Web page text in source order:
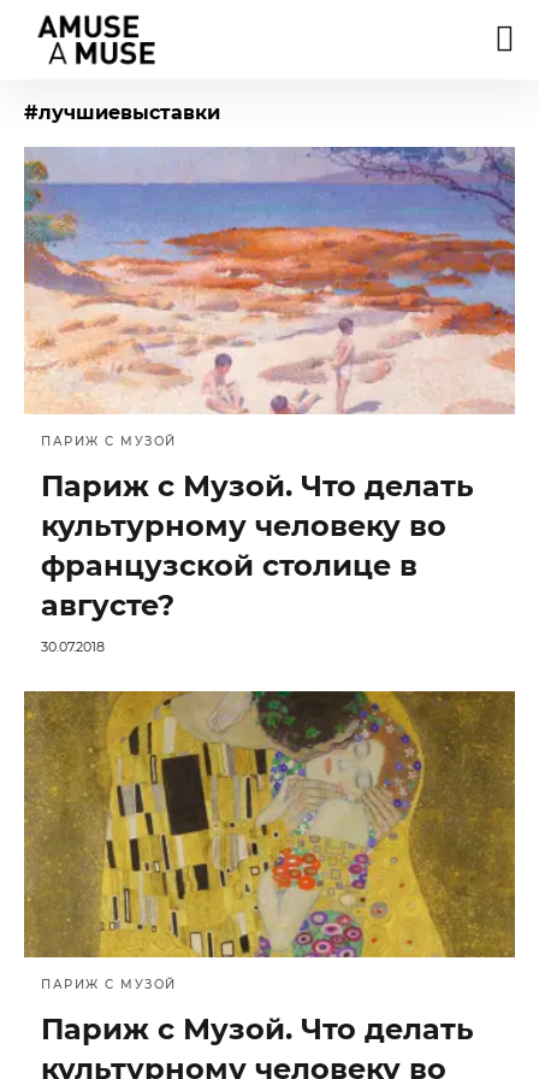
#лучшиевыставки
ПАРИЖ С МУЗОЙ
Париж с Музой. Что делать
культурному человеку во
французской столице в
августе?
30.07.2018
ПАРИЖ С МУЗОЙ
Париж с Музой. Что делать
культурному человеку во